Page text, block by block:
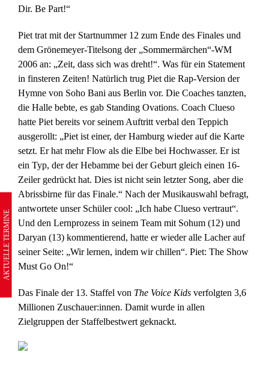
Dir. Be Part!“
Piet trat mit der Startnummer 12 zum Ende des Finales und
dem Grönemeyer-Titelsong der „Sommermärchen“-WM
2006 an: „Zeit, dass sich was dreht!“. Was für ein Statement
in finsteren Zeiten! Natürlich trug Piet die Rap-Version der
Hymne von Soho Bani aus Berlin vor. Die Coaches tanzten,
die Halle bebte, es gab Standing Ovations. Coach Clueso
hatte Piet bereits vor seinem Auftritt verbal den Teppich
ausgerollt: „Piet ist einer, der Hamburg wieder auf die Karte
setzt. Er hat mehr Flow als die Elbe bei Hochwasser. Er ist
ein Typ, der der Hebamme bei der Geburt gleich einen 16-
Zeiler gedrückt hat. Dies ist nicht sein letzter Song, aber die
Abrissbirne für das Finale.“ Nach der Musikauswahl befragt,
antwortete unser Schüler cool: „Ich habe Clueso vertraut“.
Und den Lernprozess in seinem Team mit Sohum (12) und
Daryan (13) kommentierend, hatte er wieder alle Lacher auf
seiner Seite: „Wir lernen, indem wir chillen“. Piet: The Show
Must Go On!“
Das Finale der 13. Staffel von The Voice Kids verfolgten 3,6
Millionen Zuschauer:innen. Damit wurde in allen
Zielgruppen der Staffelbestwert geknackt.
AKTUELLE TERMINE